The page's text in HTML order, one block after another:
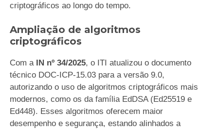
criptográficos ao longo do tempo.
Ampliação de algoritmos
criptográficos
Com a IN nº 34/2025, o ITI atualizou o documento
técnico DOC-ICP-15.03 para a versão 9.0,
autorizando o uso de algoritmos criptográficos mais
modernos, como os da família EdDSA (Ed25519 e
Ed448). Esses algoritmos oferecem maior
desempenho e segurança, estando alinhados a